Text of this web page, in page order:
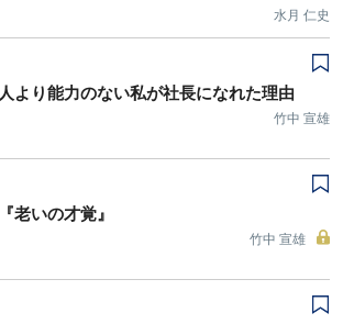
水月 仁史
人より能力のない私が社長になれた理由
竹中 宣雄
『老いの才覚』
竹中 宣雄